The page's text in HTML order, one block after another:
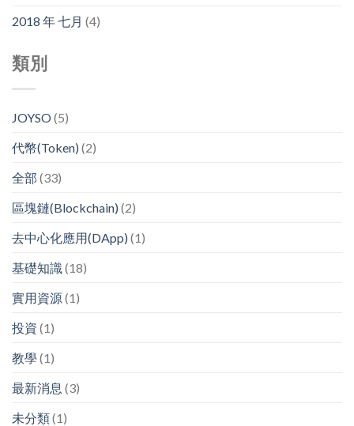
2018 年 七月 (4)
類別
JOYSO(5)
代幣(Token) (2)
全部 (33)
區塊鏈(Blockchain) (2)
去中心化應用(DApp) (1)
基礎知識 (18)
實用資源(1)
投資 (1)
教學 (1)
最新消息 (3)
未分類(1)